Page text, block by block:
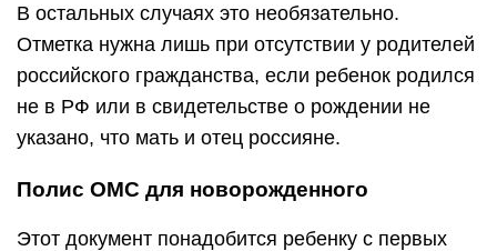
В остальных случаях это необязательно.
Отметка нужна лишь при отсутствии у родителей
российского гражданства, если ребенок родился
не в РФ или в свидетельстве о рождении не
указано, что мать и отец россияне.
Полис ОМС для новорожденного
Этот документ понадобится ребенку с первых